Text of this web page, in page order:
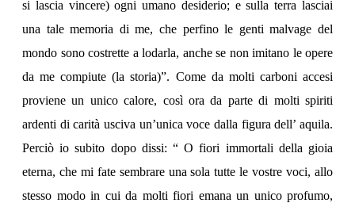
si lascia vincere) ogni umano desiderio; e sulla terra lasciai
una tale memoria di me, che perfino le genti malvage del
mondo sono costrette a lodarla, anche se non imitano le opere
da me compiute (la storia)”. Come da molti carboni accesi
proviene un unico calore, così ora da parte di molti spiriti
ardenti di carità usciva un’unica voce dalla figura dell’ aquila.
Perciò io subito dopo dissi: “ O fiori immortali della gioia
eterna, che mi fate sembrare una sola tutte le vostre voci, allo
stesso modo in cui da molti fiori emana un unico profumo,